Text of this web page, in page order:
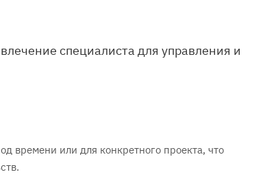
специалиста для управления и
времени или для конкретного проекта, что